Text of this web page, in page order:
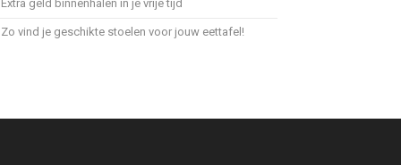
Extra geld binnenhalen in je vrije tijd
Zo vind je geschikte stoelen voor jouw eettafel!